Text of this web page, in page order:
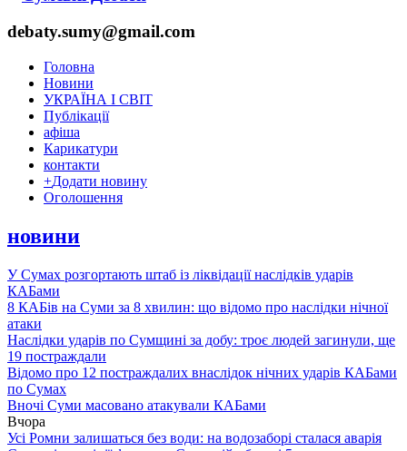
debaty.sumy@gmail.com
Головна
Новини
УКРАЇНА І СВІТ
Публікації
афіша
Карикатури
контакти
+Додати новину
Оголошення
новини
У Сумах розгортають штаб із ліквідації наслідків ударів
КАБами
8 КАБів на Суми за 8 хвилин: що відомо про наслідки нічної
атаки
Наслідки ударів по Сумщині за добу: троє людей загинули, ще
19 постраждали
Відомо про 12 постраждалих внаслідок нічних ударів КАБами
по Сумах
Вночі Суми масовано атакували КАБами
Вчора
Усі Ромни залишаться без води: на водозаборі сталася аварія